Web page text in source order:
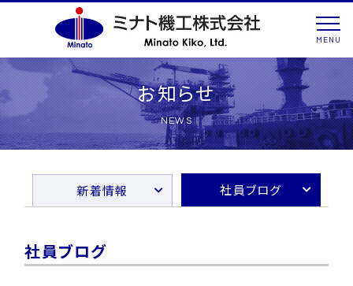
MENU
お知らせ
NEWS
新着情報 社員ブログ
社員ブログ